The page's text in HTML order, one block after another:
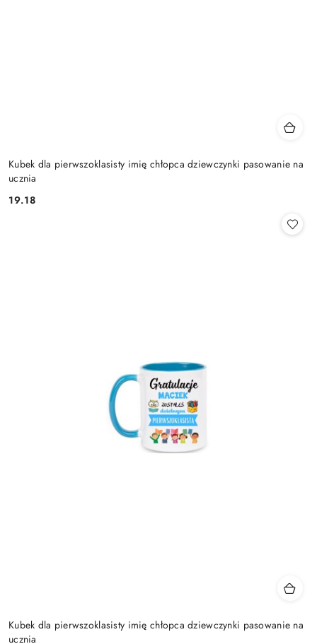
Kubek dla pierwszoklasisty imię chłopca dziewczynki pasowanie na
ucznia
Cena:
19.18
Kubek dla pierwszoklasisty imię chłopca dziewczynki pasowanie na
ucznia